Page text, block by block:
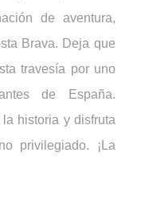
de aventura,
Brava. Deja que
travesía por uno
de España.
historia y disfruta
privilegiado. ¡La